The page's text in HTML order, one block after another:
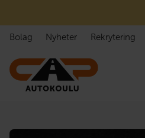
Bolag Nyheter Rekrytering